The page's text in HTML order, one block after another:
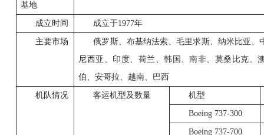
基地
成立时间 成立于1977年
主要市场
俄罗斯、布基纳法索、毛里求斯、纳米比亚、
尼西亚、印度、荷兰、韩国、南非、莫桑比克、
伯、安哥拉、越南、巴西
机队情况 客运机型及数量 机型
Boeing 737-300
Boeing 737-700